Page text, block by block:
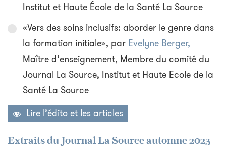
Institut et Haute École de la Santé La Source
«Vers des soins inclusifs: aborder le genre dans
la formation initiale», par Evelyne Berger,
Maître d’enseignement, Membre du comité du
Journal La Source, Institut et Haute Ecole de la
Santé La Source
Lire l’édito et les articles
Extraits du Journal La Source automne 2023